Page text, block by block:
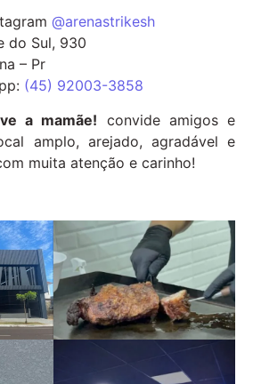
@arenastrikesh
do Sul, 930
– Pr
(45) 92003-3858
a mamãe! convide amigos e
amplo, arejado, agradável e
muita atenção e carinho!